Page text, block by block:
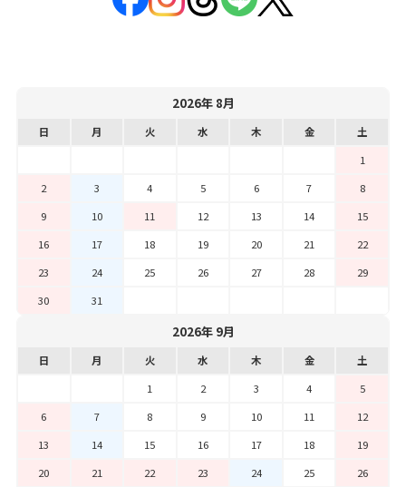
2026年 8月
日 月 火 水 木 金
土
1
2
3 4 5 6 7
8
9
10 11 12 13 14
15
16
17 18 19 20 21
22
23
24 25 26 27 28
29
30
31
2026年 9月
日 月 火 水 木 金
土
1
2 3 4
5
6
7 8 9 10 11
12
13
14 15 16 17 18
19
20
21 22 23 24 25
26